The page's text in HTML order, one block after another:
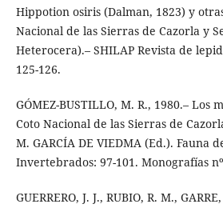
Hippotion osiris (Dalman, 1823) y
Nacional de las Sierras de Cazorla y
Heterocera).– SHILAP Revista de
125-126.
GÓMEZ-BUSTILLO, M. R., 1980.– Los
Coto Nacional de las Sierras de
M. GARCÍA DE VIEDMA (Ed.). Fauna
Invertebrados: 97-101. Monografías
GUERRERO, J. J., RUBIO, R. M.,